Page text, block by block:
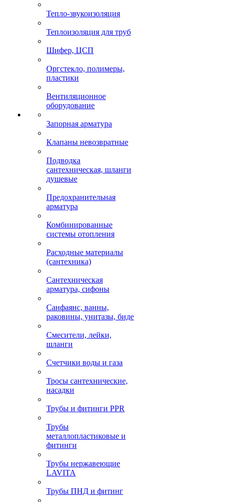
Тепло-звукоизоляция
Теплоизоляция для труб
Шифер, ЦСП
Оргстекло, полимеры,
пластики
Вентиляционное
оборудование
Запорная арматура
Клапаны невозвратные
Подводка
сантехническая, шланги
душевые
Предохранительная
арматура
Комбинированные
системы отопления
Расходные материалы
(сантехника)
Сантехническая
арматура, сифоны
Санфаянс, ванны,
раковины, унитазы, биде
Смесители, лейки,
шланги
Счетчики воды и газа
Тросы сантехнические,
насадки
Трубы и фитинги PPR
Трубы
металлопластиковые и
фитинги
Трубы нержавеющие
LAVITA
Трубы ПНД и фитинг